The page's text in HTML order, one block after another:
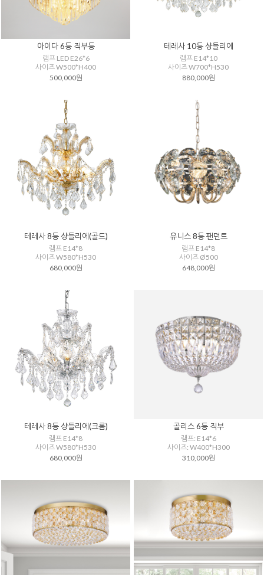
아이다 6등 직부등
램프 LED E26*6
사이즈 W500*H400
500,000원
테레사 10등 샹들리에
램프 E14*10
사이즈 W700*H530
880,000원
테레사 8등 샹들리에(골드)
램프 E14*8
사이즈 W580*H530
680,000원
유니스 8등 팬던트
램프 E14*8
사이즈 Ø500
648,000원
테레사 8등 샹들리에(크롬)
램프 E14*8
사이즈 W580*H530
680,000원
골리스 6등 직부
램프: E14*6
사이즈: W400*H300
310,000원